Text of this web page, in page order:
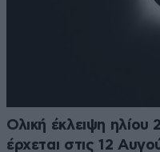
Ολική έκλειψη
έρχεται στις 12